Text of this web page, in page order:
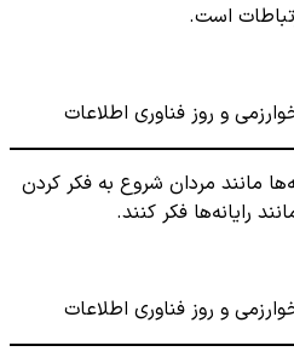
است.
و روز فناوری اطلاعات
مانند مردان شروع به فکر کردن
رایانه‌ها فکر کنند.
و روز فناوری اطلاعات